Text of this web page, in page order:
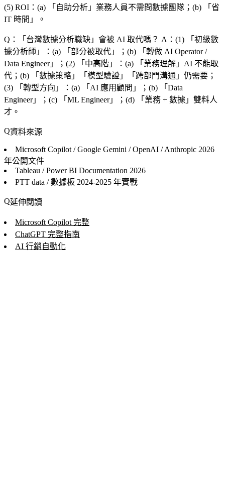
(5) ROI：(a) 「 自助分析 」業務人員不需問數據團隊；(b) 「 省
IT 時間 」。
Q：「 台灣數據分析職缺 」會被 AI 取代嗎？ A：(1) 「 初級數
據分析師 」：(a) 「 部分被取代 」；(b) 「 轉做 AI Operator /
Data Engineer」；(2) 「 中高階 」：(a) 「 業務理解 」AI 不能取
代；(b) 「 數據策略 」「 模型驗證 」「 跨部門溝通 」仍需要；
(3) 「 轉型方向 」：(a) 「 AI 應用顧問 」；(b) 「 Data
Engineer」；(c) 「 ML Engineer」；(d) 「 業務 + 數據 」雙料人
才。
資料來源
Microsoft Copilot / Google Gemini / OpenAI / Anthropic 2026
年公開文件
Tableau / Power BI Documentation 2026
PTT data / 數據板 2024-2025 年實戰
延伸閱讀
Microsoft Copilot 完整
ChatGPT 完整指南
AI 行銷自動化